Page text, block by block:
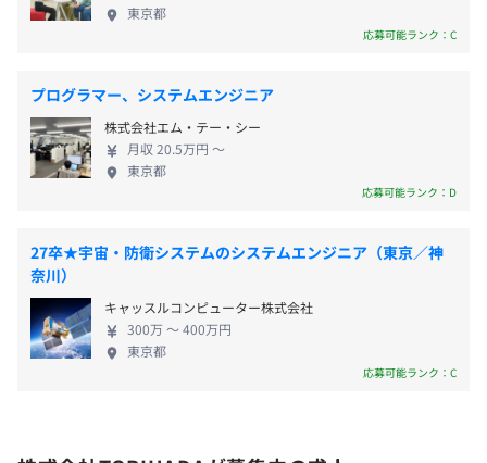
平均残業時間20時間未満となっており、プライベートの時
間は個人的な技術の勉強に充てている社員が多数です。
【開発環境】
・Webバックエンド：Kotlin
・バッチ処理：Kotlin
◼︎フレームワーク
・Webフロントエンド: Next.js、Tailwind CSS、nx
昇給：年2回査定
社会保険完備（健康保険・厚生年金保険、雇用保険・労災
保険）
なると、私たちTORIHADAは真剣に考えています。
がら、思想を持つ完璧な実行部隊として、理想を追
求し叶えていく。 そんな想いに共感し、謙虚に同じ
志をもってひたむきに頑張れる方。 TORIHADAと一
緒に未来を描いていきませんか。
東京都
応募可能ランク：C
プログラマー、システムエンジニア
株式会社エム・テー・シー
月収 20.5万円 〜
東京都
応募可能ランク：D
27卒★宇宙・防衛システムのシステムエンジニア（東京／神
奈川）
キャッスルコンピューター株式会社
300万 〜 400万円
東京都
応募可能ランク：C